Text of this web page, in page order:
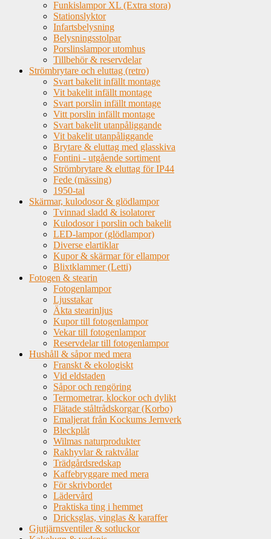
Funkislampor XL (Extra stora)
Stationslyktor
Infartsbelysning
Belysningsstolpar
Porslinslampor utomhus
Tillbehör & reservdelar
Strömbrytare och eluttag (retro)
Svart bakelit infällt montage
Vit bakelit infällt montage
Svart porslin infällt montage
Vitt porslin infällt montage
Svart bakelit utanpåliggande
Vit bakelit utanpåliggande
Brytare & eluttag med glasskiva
Fontini - utgående sortiment
Strömbrytare & eluttag för IP44
Fede (mässing)
1950-tal
Skärmar, kulodosor & glödlampor
Tvinnad sladd & isolatorer
Kulodosor i porslin och bakelit
LED-lampor (glödlampor)
Diverse elartiklar
Kupor & skärmar för ellampor
Blixtklammer (Letti)
Fotogen & stearin
Fotogenlampor
Ljusstakar
Äkta stearinljus
Kupor till fotogenlampor
Vekar till fotogenlampor
Reservdelar till fotogenlampor
Hushåll & såpor med mera
Franskt & ekologiskt
Vid eldstaden
Såpor och rengöring
Termometrar, klockor och dylikt
Flätade ståltrådskorgar (Korbo)
Emaljerat från Kockums Jernverk
Bleckplåt
Wilmas naturprodukter
Rakhyvlar & raktvålar
Trädgårdsredskap
Kaffebryggare med mera
För skrivbordet
Lädervård
Praktiska ting i hemmet
Dricksglas, vinglas & karaffer
Gjutjärnsventiler & sotluckor